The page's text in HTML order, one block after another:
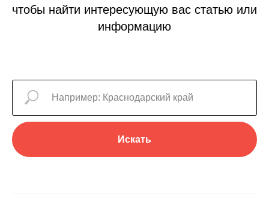
чтобы найти интересующую вас статью или
информацию
Искать